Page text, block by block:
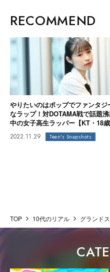
RECOMMEND
やりたいのはポップでファンタジ
なラップ！対DOTAMA戦で話題
中の女子高生ラッパー【KT・18歳
2022.11.29 Teen's Snapshots
TOP 10代のリアル グランド